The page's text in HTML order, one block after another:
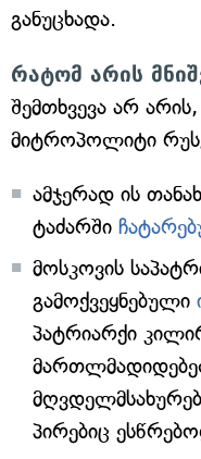
განუცხადა.
რატომ არის
შემთხვევა არ
მიტროპოლიტი
ამჯერად ის
ტაძარში
მოსკოვის
გამოქვეყნებული
პატრიარქი
პირებიც